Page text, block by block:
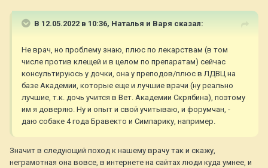
В 12.05.2022 в 10:36, Наталья и Варя сказал:
Не врач, но проблему знаю, плюс по лекарствам (в том
числе против клещей и в целом по препаратам) сейчас
консультируюсь у дочки, она у преподов/плюс в ЛДВЦ на
базе Академии, которые еще и лучшие врачи (ну реально
лучшие, т.к. дочь учится в Вет. Академии Скрябина), поэтому
им я доверяю. Ну и опыт и свой учитываю, и форумчан, -
даю собаке 4 года Бравекто и Симпарику, например.
Значит в следующий поход к нашему врачу так и скажу,
неграмотная она вовсе, в интернете на сайтах люди куда умнее, и